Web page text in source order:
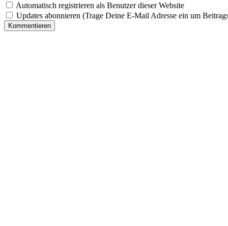
Automatisch registrieren als Benutzer dieser Website
Updates abonnieren (Trage Deine E-Mail Adresse ein um